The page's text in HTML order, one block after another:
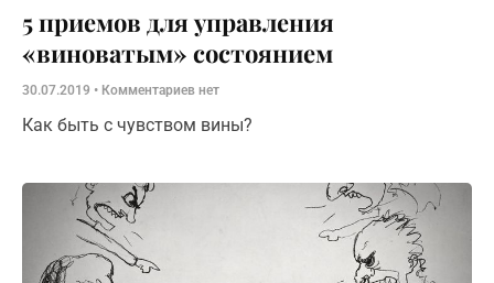
5 приемов для управления
«виноватым» состоянием
30.07.2019 Комментариев нет
Как быть с чувством вины?